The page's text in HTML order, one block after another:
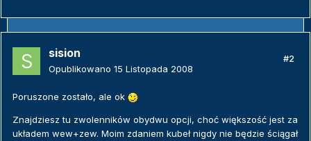
sision
Opublikowano 15 Listopada 2008
#2
Poruszone zostało, ale ok
Znajdziesz tu zwolenników obydwu opcji, choć większość jest za
układem wew+zew. Moim zdaniem kubeł nigdy nie będzie ściągał